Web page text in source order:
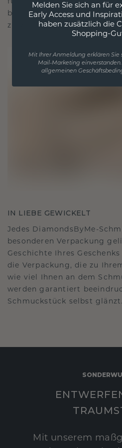
bestimmt ist, für immer
zu werden.
IN LIEBE GEWICKELT
Jedes DiamondsByMe-
besonderen Verpackung
Geschichte Ihres
die Verpackung, die zu
wie viel Ihnen an dem
werden garantiert
Schmuckstück selbst glänzt.
Mit unserem
Melden Sie sich an für
Early Access und
haben zusätzlich die
Shopping-
Mit Ihrer Anmeldung erklären Sie
Mail-Marketing einverstanden.
allgemeinen